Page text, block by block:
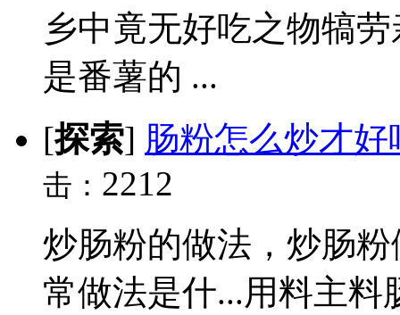
乡中竟无好吃之物犒
是番薯的 ...
[探索] 肠粉怎么炒才好
击： 2212
炒肠粉的做法，炒肠
常做法是什...用料主料